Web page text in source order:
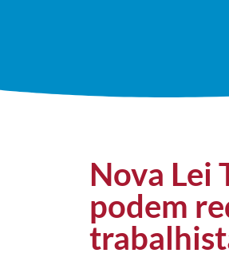
Nova Lei
podem